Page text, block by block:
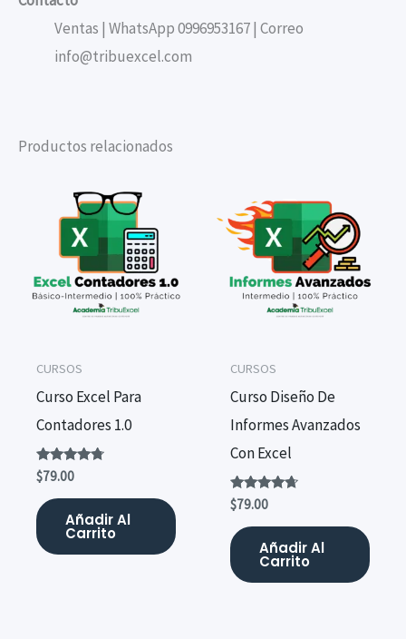
Ventas | WhatsApp 0996953167 | Correo
info@tribuexcel.com
Productos relacionados
CURSOS
Curso Excel Para
Contadores 1.0
Valorado
con
4.56
de 5
$79.00
Añadir Al
Carrito
CURSOS
Curso Diseño De
Informes Avanzados
Con Excel
Valorado
con
4.50
de 5
$79.00
Añadir Al
Carrito